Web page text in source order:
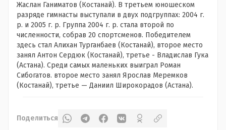
Жаслан Ганиматов (Костанай). В третьем юношеском
разряде гимнасты выступали в двух подгруппах: 2004 г.
р. и 2005 г. р. Группа 2004 г. р. стала второй по
численности, собрав 20 спортсменов. Победителем
здесь стал Алихан Турганбаев (Костанай), второе место
занял Антон Сердюк (Костанай), третье - Владислав Гука
(Астана). Среди самых маленьких выиграл Роман
Сибогатов. второе место занял Ярослав Меремков
(Костанай), третье — Даниил Широкорадов (Астана).
Поделиться